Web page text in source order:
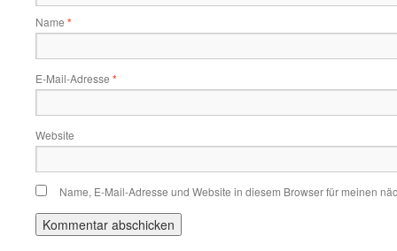
Name *
E-Mail-Adresse *
Website
Name, E-Mail-Adresse und Website in diesem Browser für meinen